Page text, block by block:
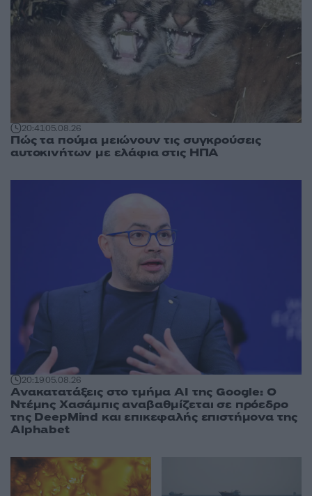
20:4105.08.26
Πώς τα πούμα μειώνουν τις συγκρούσεις
αυτοκινήτων με ελάφια στις ΗΠΑ
20:1905.08.26
Ανακατατάξεις στο τμήμα AI της Google: Ο
Ντέμης Χασάμπις αναβαθμίζεται σε πρόεδρο
της DeepMind και επικεφαλής επιστήμονα της
Alphabet